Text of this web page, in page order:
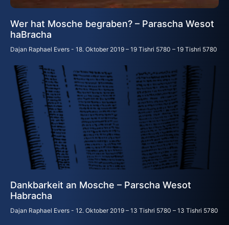
Wer hat Mosche begraben? – Parascha Wesot
haBracha
Dajan Raphael Evers 18. Oktober 2019 – 19 Tishri 5780 – 19 Tishri 5780
Dankbarkeit an Mosche – Parscha Wesot
Habracha
Dajan Raphael Evers 12. Oktober 2019 – 13 Tishri 5780 – 13 Tishri 5780